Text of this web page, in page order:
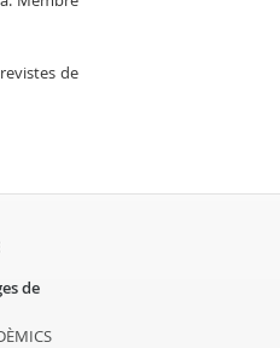
de
de